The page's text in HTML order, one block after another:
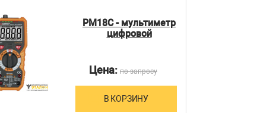
PM18C - мультиметр
цифровой
Цена: по запросу
В КОРЗИНУ